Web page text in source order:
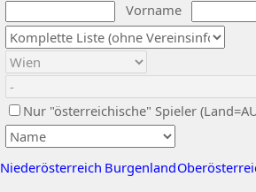
Vorname
Nur "österreichische" Spieler
Niederösterreich Burgenland